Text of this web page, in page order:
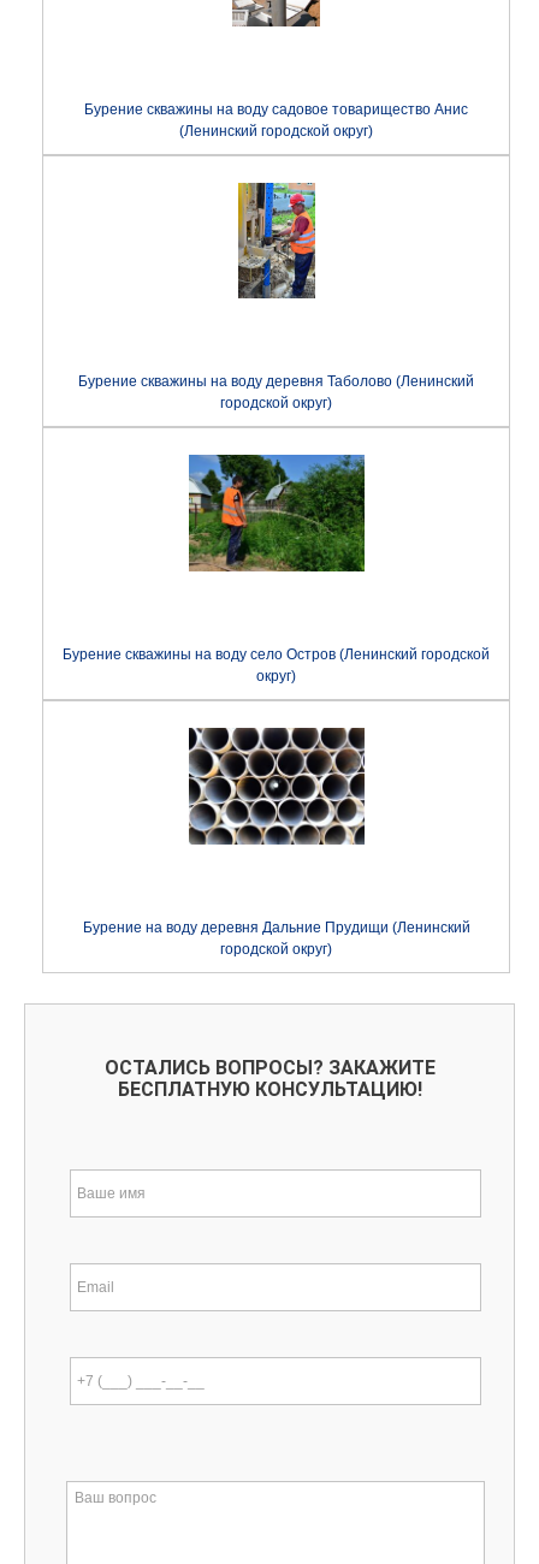
Бурение скважины на воду садовое товарищество Анис
(Ленинский городской округ)
Бурение скважины на воду деревня Таболово (Ленинский
городской округ)
Бурение скважины на воду село Остров (Ленинский городской
округ)
Бурение на воду деревня Дальние Прудищи (Ленинский
городской округ)
ОСТАЛИСЬ ВОПРОСЫ? ЗАКАЖИТЕ
БЕСПЛАТНУЮ КОНСУЛЬТАЦИЮ!